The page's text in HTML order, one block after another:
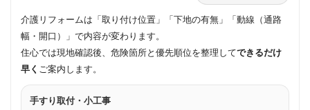
介護リフォームは「取り付け位置」「下地の有無」「動線（通路
幅・開口）」で内容が変わります。
住心では現地確認後、危険箇所と優先順位を整理してできるだけ
早く ご案内します。
手すり取付・小工事